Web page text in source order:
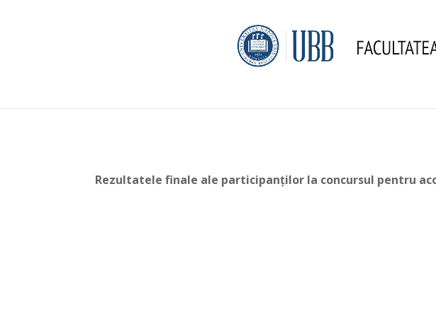
Rezultatele finale ale participanților la concursul pentru